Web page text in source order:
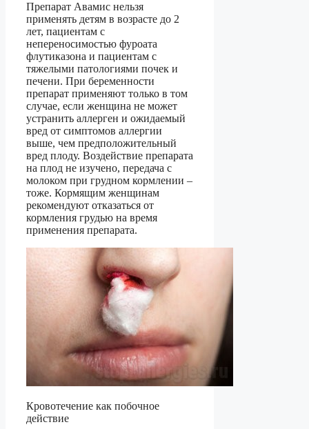
Препарат Авамис нельзя
применять детям в возрасте до 2
лет, пациентам с
непереносимостью фуроата
флутиказона и пациентам с
тяжелыми патологиями почек и
печени. При беременности
препарат применяют только в том
случае, если женщина не может
устранить аллерген и ожидаемый
вред от симптомов аллергии
выше, чем предположительный
вред плоду. Воздействие препарата
на плод не изучено, передача с
молоком при грудном кормлении –
тоже. Кормящим женщинам
рекомендуют отказаться от
кормления грудью на время
применения препарата.
Кровотечение как побочное
действие